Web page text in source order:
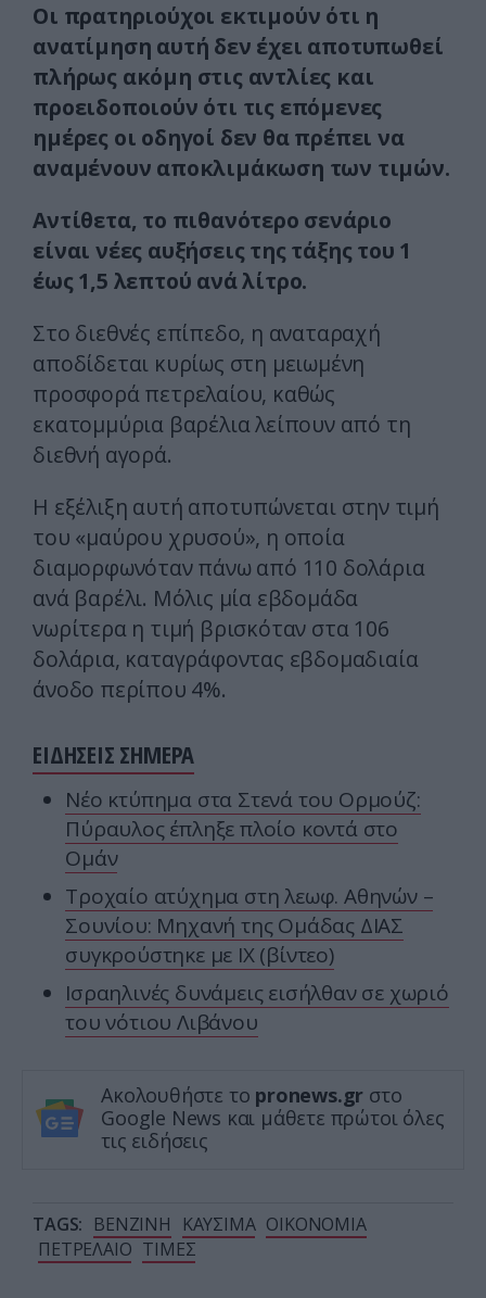
Οι πρατηριούχοι εκτιμούν ότι η
ανατίμηση αυτή δεν έχει αποτυπωθεί
πλήρως ακόμη στις αντλίες και
προειδοποιούν ότι τις επόμενες
ημέρες οι οδηγοί δεν θα πρέπει να
αναμένουν αποκλιμάκωση των τιμών.
Αντίθετα, το πιθανότερο σενάριο
είναι νέες αυξήσεις της τάξης του 1
έως 1,5 λεπτού ανά λίτρο.
Στο διεθνές επίπεδο, η αναταραχή
αποδίδεται κυρίως στη μειωμένη
προσφορά πετρελαίου, καθώς
εκατομμύρια βαρέλια λείπουν από τη
διεθνή αγορά.
Η εξέλιξη αυτή αποτυπώνεται στην τιμή
του «μαύρου χρυσού», η οποία
διαμορφωνόταν πάνω από 110 δολάρια
ανά βαρέλι. Μόλις μία εβδομάδα
νωρίτερα η τιμή βρισκόταν στα 106
δολάρια, καταγράφοντας εβδομαδιαία
άνοδο περίπου 4%.
ΕΙΔΗΣΕΙΣ ΣΗΜΕΡΑ
Νέο κτύπημα στα Στενά του Ορμούζ:
Πύραυλος έπληξε πλοίο κοντά στο
Ομάν
Τροχαίο ατύχημα στη λεωφ. Αθηνών –
Σουνίου: Μηχανή της Ομάδας ΔΙΑΣ
συγκρούστηκε με ΙΧ (βίντεο)
Ισραηλινές δυνάμεις εισήλθαν σε χωριό
του νότιου Λιβάνου
Ακολουθήστε το pronews.gr στο
Google News και μάθετε πρώτοι όλες
τις ειδήσεις
TAGS: ΒΕΝΖΙΝΗ ΚΑΥΣΙΜΑ ΟΙΚΟΝΟΜΙΑ
ΠΕΤΡΕΛΑΙΟ ΤΙΜΕΣ